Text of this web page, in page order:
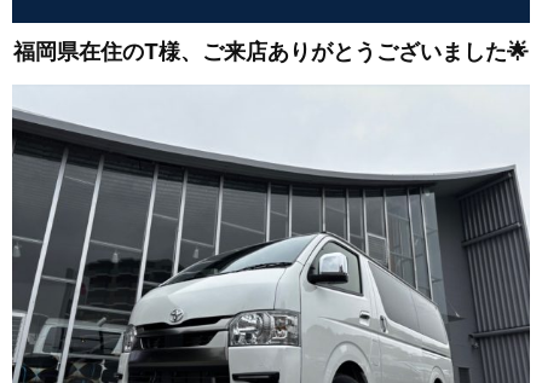
福岡県在住のT様、ご来店ありがとうございました🌟